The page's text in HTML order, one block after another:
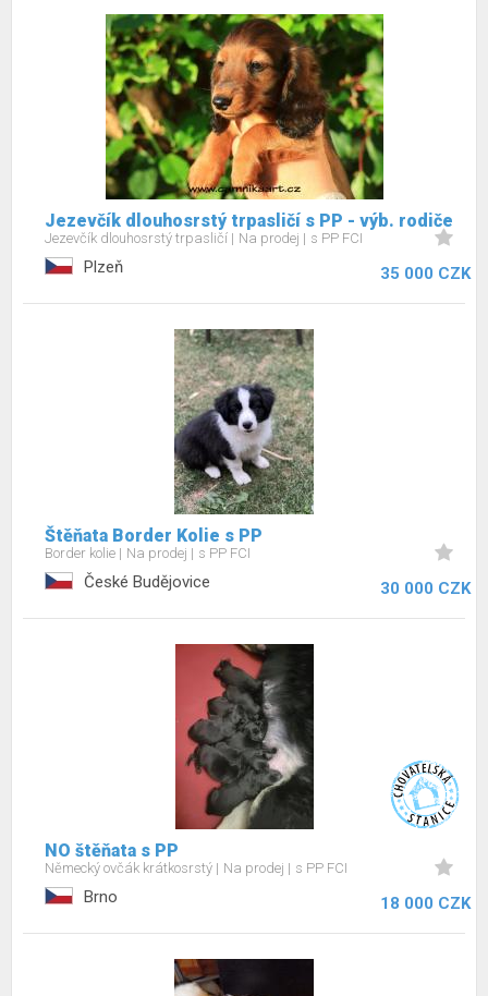
Jezevčík dlouhosrstý trpasličí s PP - výb. rodiče
Jezevčík dlouhosrstý trpasličí Na prodej s PP FCI
Plzeň 35 000 CZK
Štěňata Border Kolie s PP
Border kolie Na prodej s PP FCI
České Budějovice 30 000 CZK
NO štěňata s PP
Německý ovčák krátkosrstý Na prodej s PP FCI
Brno 18 000 CZK